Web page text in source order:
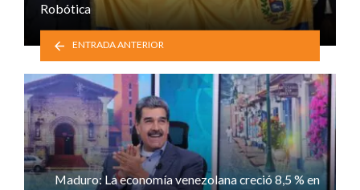
Robótica
ENTRADA ANTERIOR
Maduro: La economía venezolana creció 8,5 % en